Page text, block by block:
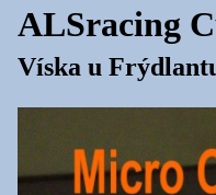
ALSracing
Víska u